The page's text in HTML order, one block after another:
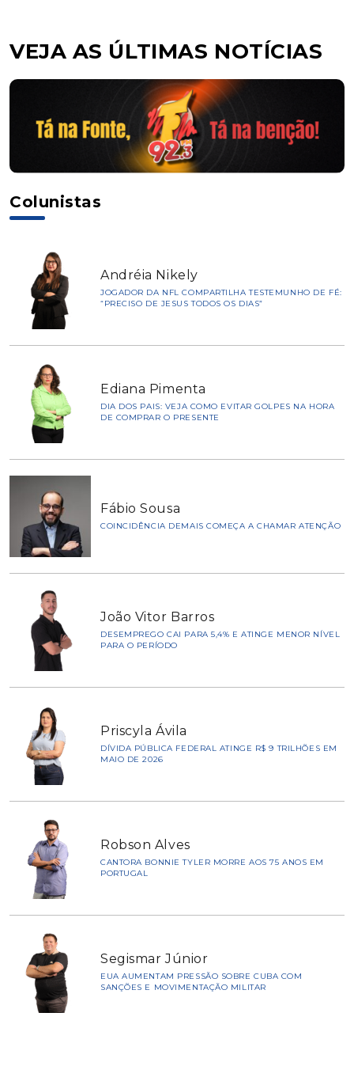
VEJA AS ÚLTIMAS NOTÍCIAS
Colunistas
Andréia Nikely
JOGADOR DA NFL COMPARTILHA TESTEMUNHO DE FÉ:
“PRECISO DE JESUS TODOS OS DIAS”
Ediana Pimenta
DIA DOS PAIS: VEJA COMO EVITAR GOLPES NA HORA
DE COMPRAR O PRESENTE
Fábio Sousa
COINCIDÊNCIA DEMAIS COMEÇA A CHAMAR ATENÇÃO
João Vitor Barros
DESEMPREGO CAI PARA 5,4% E ATINGE MENOR NÍVEL
PARA O PERÍODO
Priscyla Ávila
DÍVIDA PÚBLICA FEDERAL ATINGE R$ 9 TRILHÕES EM
MAIO DE 2026
Robson Alves
CANTORA BONNIE TYLER MORRE AOS 75 ANOS EM
PORTUGAL
Segismar Júnior
EUA AUMENTAM PRESSÃO SOBRE CUBA COM
SANÇÕES E MOVIMENTAÇÃO MILITAR